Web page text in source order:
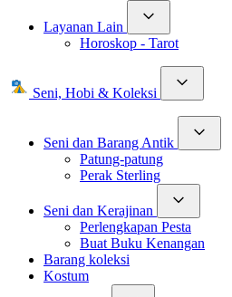
Layanan Lain
Horoskop - Tarot
Seni, Hobi & Koleksi
Seni dan Barang Antik
Patung-patung
Perak Sterling
Seni dan Kerajinan
Perlengkapan Pesta
Buat Buku Kenangan
Barang koleksi
Kostum